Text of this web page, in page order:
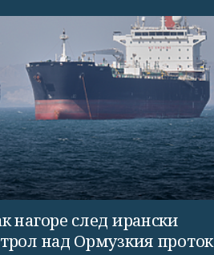
нагоре след ирански
над Ормузкия проток